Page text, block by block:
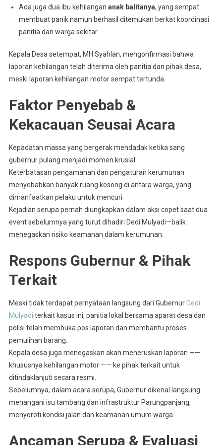
Ada juga dua ibu kehilangan anak balitanya, yang sempat
membuat panik namun berhasil ditemukan berkat koordinasi
panitia dan warga sekitar.
Kepala Desa setempat, MH Syahlan, mengonfirmasi bahwa
laporan kehilangan telah diterima oleh panitia dan pihak desa,
meski laporan kehilangan motor sempat tertunda.
Faktor Penyebab &
Kekacauan Seusai Acara
Kepadatan massa yang bergerak mendadak ketika sang
gubernur pulang menjadi momen krusial.
Keterbatasan pengamanan dan pengaturan kerumunan
menyebabkan banyak ruang kosong di antara warga, yang
dimanfaatkan pelaku untuk mencuri.
Kejadian serupa pernah diungkapkan dalam aksi copet saat dua
event sebelumnya yang turut dihadiri Dedi Mulyadi—balik
menegaskan risiko keamanan dalam kerumunan.
Respons Gubernur & Pihak
Terkait
Meski tidak terdapat pernyataan langsung dari Gubernur Dedi
Mulyadi terkait kasus ini, panitia lokal bersama aparat desa dan
polisi telah membuka pos laporan dan membantu proses
pemulihan barang.
Kepala desa juga menegaskan akan meneruskan laporan ——
khususnya kehilangan motor —— ke pihak terkait untuk
ditindaklanjuti secara resmi.
Sebelumnya, dalam acara serupa, Gubernur dikenal langsung
menangani isu tambang dan infrastruktur Parungpanjang,
menyoroti kondisi jalan dan keamanan umum warga.
Ancaman Serupa & Evaluasi